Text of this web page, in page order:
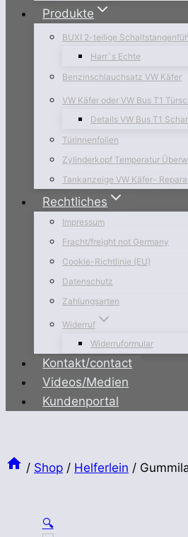
Produkte
BUXI 2-teilige
Harr`s Echte
Benzinschlauchsatz VW Käfer
VW Käfer oder VW Bus T1
Details VW Bus T1
Türinnenfolien
Zylinderkopf Temperatur
Tankanzeige VW Käfer-
Rechtliches
Impressum
Fracht/freight not Germany
Cookie-Richtlinie (EU)
Datenschutz
Zahlungsarten
Widerruf
Widerruformular
Kontakt/contact
Videos/Medien
Kundenportal
/ Shop / Helferlein /
🔍